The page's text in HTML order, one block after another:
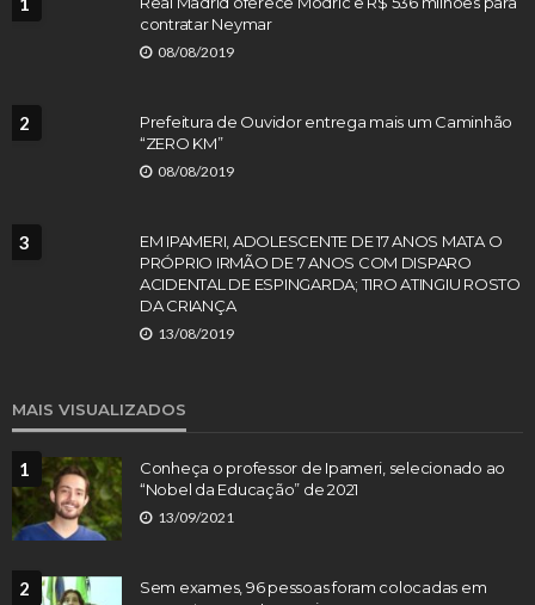
contratar Neymar
08/08/2019
2
Prefeitura de Ouvidor entrega mais um Caminhão
“ZERO KM”
08/08/2019
3
EM IPAMERI, ADOLESCENTE DE 17 ANOS MATA O
PRÓPRIO IRMÃO DE 7 ANOS COM DISPARO
ACIDENTAL DE ESPINGARDA; TIRO ATINGIU ROSTO
DA CRIANÇA
13/08/2019
MAIS VISUALIZADOS
1
Conheça o professor de Ipameri, selecionado ao
“Nobel da Educação” de 2021
13/09/2021
2
Sem exames, 96 pessoas foram colocadas em